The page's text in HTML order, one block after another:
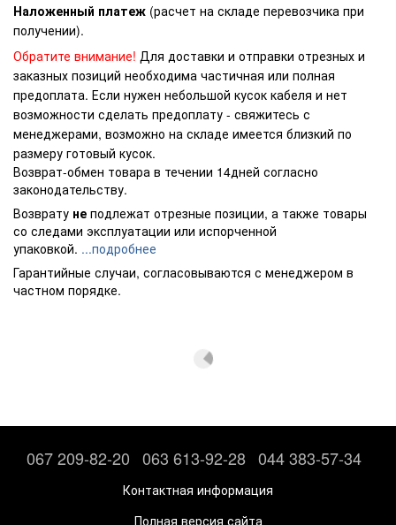
Наложенный платеж (расчет на складе перевозчика при
получении).
Обратите внимание! Для доставки и отправки отрезных и
заказных позиций необходима частичная или полная
предоплата. Если нужен небольшой кусок кабеля и нет
возможности сделать предоплату - свяжитесь с
менеджерами, возможно на складе имеется близкий по
размеру готовый кусок.
Возврат-обмен товара в течении 14дней согласно
законодательству.
Возврату не подлежат отрезные позиции, а также товары
со следами эксплуатации или испорченной
упаковкой. ...подробнее
Гарантийные случаи, согласовываются с менеджером в
частном порядке.
067 209-82-20 063 613-92-28 044 383-57-34
Контактная информация
Полная версия сайта